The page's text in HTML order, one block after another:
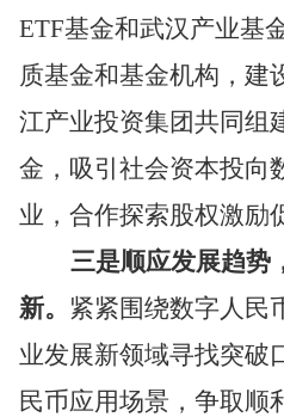
ETF基金和武汉产业基
质基金和基金机构，建
江产业投资集团共同组
金，吸引社会资本投向
业，合作探索股权激励
三是顺应发展趋势
新。 紧紧围绕数字人民
业发展新领域寻找突破
民币应用场景， 争取顺